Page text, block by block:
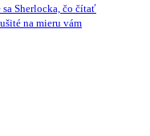
sa Sherlocka, čo čítať
na mieru vám